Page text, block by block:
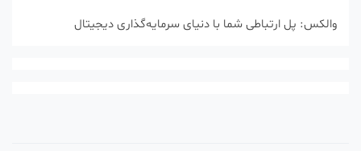
والکس: پل ارتباطی شما با دنیای سرمایه‌گذاری دیجیتال